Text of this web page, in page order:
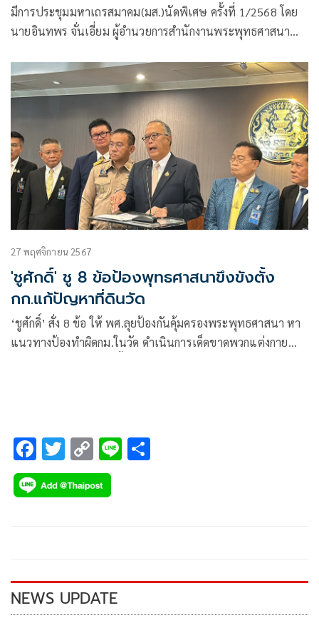
มีการประชุมมหาเถรสมาคม(มส.)นัดพิเศษ ครั้งที่ 1/2568 โดย
นายอินทพร จั่นเอี่ยม ผู้อำนวยการสำนักงานพระพุทธศาสนา
27 พฤศจิกายน 2567
'ชูศักดิ์' ชู 8 ข้อป้องพุทธศาสนาขึงขังตั้ง
กก.แก้ปัญหาที่ดินวัด
‘ชูศักดิ์’ สั่ง 8 ข้อ ให้ พศ.ลุยป้องกันคุ้มครองพระพุทธศาสนา หา
แนวทางป้องทำผิดกม.ในวัด ดำเนินการเด็ดขาดพวกแต่งกาย
F
ac
e
k
T
wi
tt
C
o
p
k
Li
NEWS UPDATE